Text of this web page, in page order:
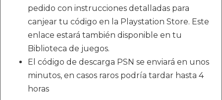
pedido con instrucciones detalladas para
canjear tu código en la Playstation Store. Este
enlace estará también disponible en tu
Biblioteca de juegos.
El código de descarga PSN se enviará en unos
minutos, en casos raros podría tardar hasta 4
horas